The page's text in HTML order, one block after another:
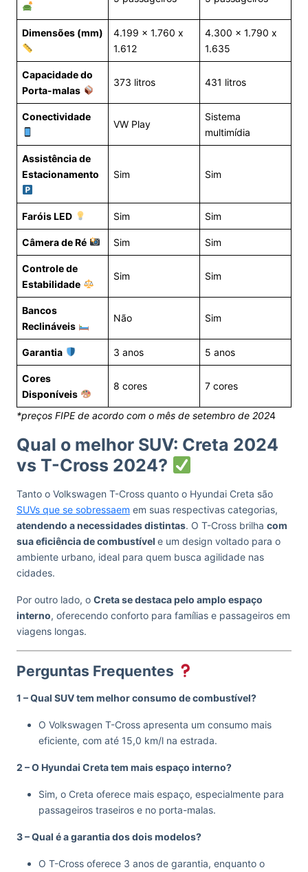
Dimensões (mm)
4.199 x 1.760 x
1.612
4.300 x 1.790 x
1.635
Capacidade do
Porta-malas
373 litros 431 litros
Conectividade
VW Play
Sistema
multimídia
Assistência de
Estacionamento
Sim Sim
Faróis LED Sim Sim
Câmera de Ré Sim Sim
Controle de
Estabilidade
Sim Sim
Bancos
Reclináveis
Não Sim
Garantia 3 anos 5 anos
Cores
Disponíveis
8 cores 7 cores
*preços FIPE de acordo com o mês de setembro de 2024
Qual o melhor SUV: Creta 2024
vs T-Cross 2024?
Tanto o Volkswagen T-Cross quanto o Hyundai Creta são
SUVs que se sobressaem em suas respectivas categorias,
atendendo a necessidades distintas. O T-Cross brilha com
sua eficiência de combustível e um design voltado para o
ambiente urbano, ideal para quem busca agilidade nas
cidades.
Por outro lado, o Creta se destaca pelo amplo espaço
interno, oferecendo conforto para famílias e passageiros em
viagens longas.
Perguntas Frequentes
1 – Qual SUV tem melhor consumo de combustível?
O Volkswagen T-Cross apresenta um consumo mais
eficiente, com até 15,0 km/l na estrada.
2 – O Hyundai Creta tem mais espaço interno?
Sim, o Creta oferece mais espaço, especialmente para
passageiros traseiros e no porta-malas.
3 – Qual é a garantia dos dois modelos?
O T-Cross oferece 3 anos de garantia, enquanto o